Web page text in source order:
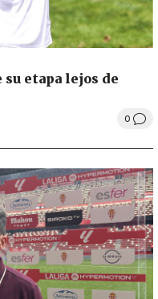
etapa lejos de
0